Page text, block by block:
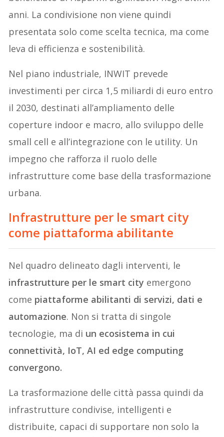
anni. La condivisione non viene quindi
presentata solo come scelta tecnica, ma come
leva di efficienza e sostenibilità.
Nel piano industriale, INWIT prevede
investimenti per circa 1,5 miliardi di euro entro
il 2030, destinati all’ampliamento delle
coperture indoor e macro, allo sviluppo delle
small cell e all’integrazione con le utility. Un
impegno che rafforza il ruolo delle
infrastrutture come base della trasformazione
urbana.
Infrastrutture per le smart city
come piattaforma abilitante
Nel quadro delineato dagli interventi, le
infrastrutture per le smart city emergono
come piattaforme abilitanti di servizi, dati e
automazione. Non si tratta di singole
tecnologie, ma di un ecosistema in cui
connettività, IoT, AI ed edge computing
convergono.
La trasformazione delle città passa quindi da
infrastrutture condivise, intelligenti e
distribuite, capaci di supportare non solo la